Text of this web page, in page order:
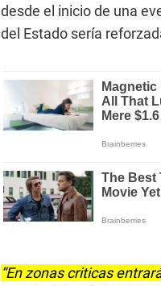
desde el inicio de una
del Estado sería
“En zonas criticas